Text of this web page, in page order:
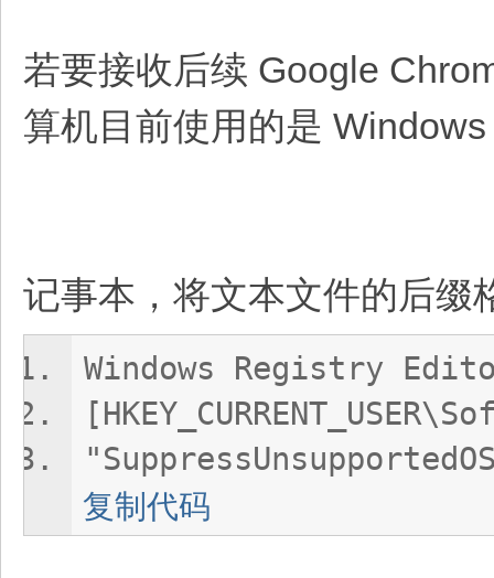
若要接收后续 Google
算机目前使用的是 Windows
记事本，将文本文件的后缀
Windows Registry
复制代码